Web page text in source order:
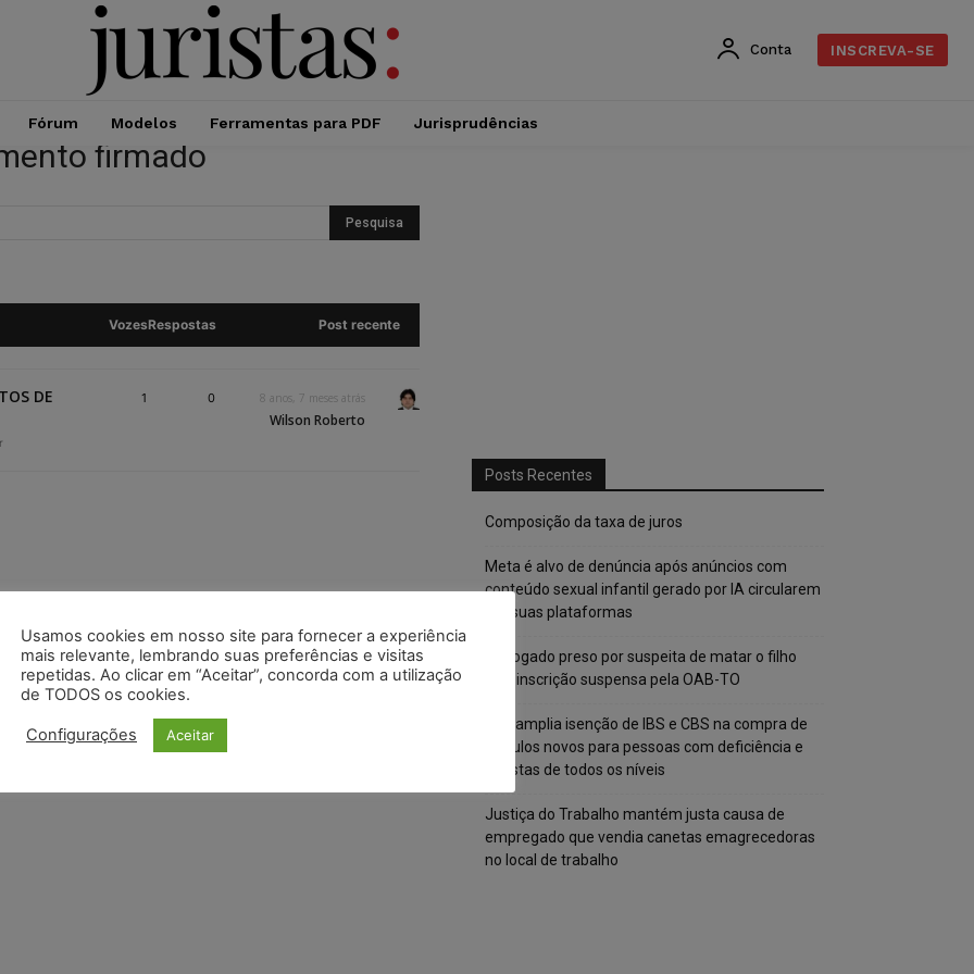
Conta INSCREVA-SE
Fórum Modelos Ferramentas para PDF Jurisprudências
firmado
VozesRespostas Post recente
DE
1 0 8 anos, 7 meses atrás
Wilson Roberto
Posts Recentes
Composição da taxa de juros
Meta é alvo de denúncia após anúncios com
conteúdo sexual infantil gerado por IA circularem
em suas plataformas
Advogado preso por suspeita de matar o filho
tem inscrição suspensa pela OAB-TO
STF amplia isenção de IBS e CBS na compra de
veículos novos para pessoas com deficiência e
autistas de todos os níveis
Justiça do Trabalho mantém justa causa de
empregado que vendia canetas emagrecedoras
no local de trabalho
Usamos cookies em nosso site para fornecer a experiência
mais relevante, lembrando suas preferências e visitas
repetidas. Ao clicar em “Aceitar”, concorda com a utilização
de TODOS os cookies.
Configurações Aceitar